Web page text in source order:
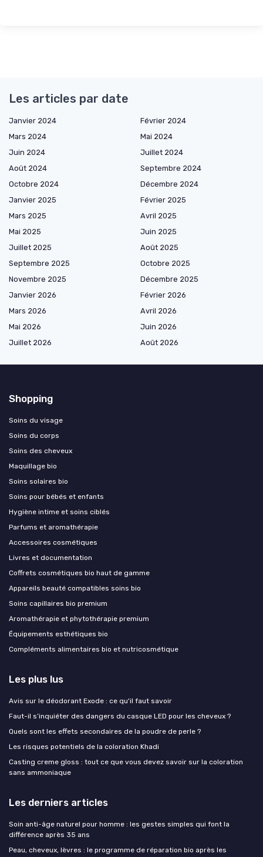
Les articles par date
Janvier 2024
Février 2024
Mars 2024
Mai 2024
Juin 2024
Juillet 2024
Août 2024
Septembre 2024
Octobre 2024
Décembre 2024
Janvier 2025
Février 2025
Mars 2025
Avril 2025
Mai 2025
Juin 2025
Juillet 2025
Août 2025
Septembre 2025
Octobre 2025
Novembre 2025
Décembre 2025
Janvier 2026
Février 2026
Mars 2026
Avril 2026
Mai 2026
Juin 2026
Juillet 2026
Août 2026
Shopping
Soins du visage
Soins du corps
Soins des cheveux
Maquillage bio
Soins solaires bio
Soins pour bébés et enfants
Hygiène intime et soins ciblés
Parfums et aromathérapie
Accessoires cosmétiques
Livres et documentation
Coffrets cosmétiques bio haut de gamme
Appareils beauté compatibles soins bio
Soins capillaires bio premium
Aromathérapie et phytothérapie premium
Équipements esthétiques bio
Compléments alimentaires bio et nutricosmétique
Les plus lus
Avis sur le déodorant Exode : ce qu'il faut savoir
Faut-il s’inquiéter des dangers du casque LED pour les cheveux ?
Quels sont les effets secondaires de la poudre de perle ?
Les risques potentiels de la coloration Khadi
Casting creme gloss : tout ce que vous devez savoir sur la coloration
sans ammoniaque
Les derniers articles
Soin anti-âge naturel pour homme : les gestes simples qui font la
différence après 35 ans
Peau, cheveux, lèvres : le programme de réparation bio après les